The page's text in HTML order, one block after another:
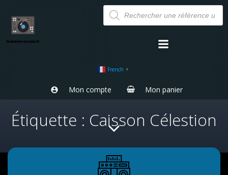
Aller
au
contenu
Recherche
de
produits
French ▼
Mon compte Mon panier
Étiquette : Caisson Célestion